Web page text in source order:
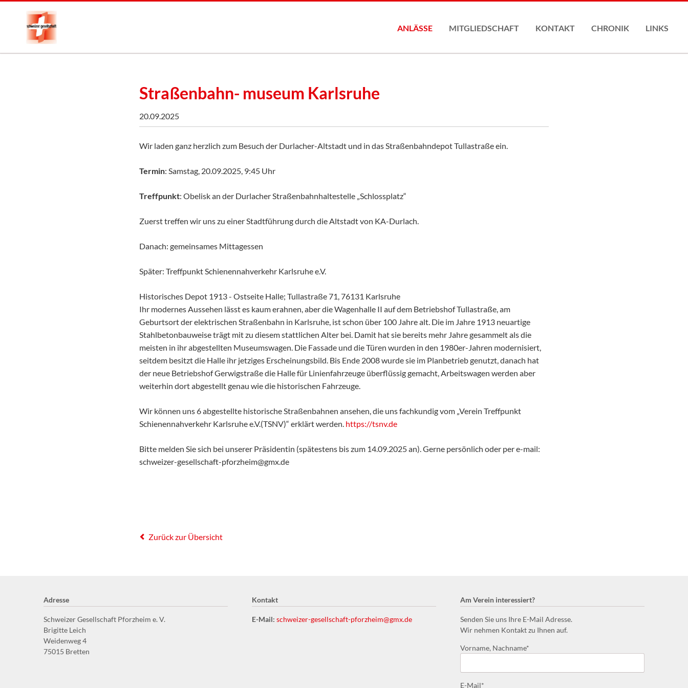
ANLÄSSE MITGLIEDSCHAFT KONTAKT CHRONIK LINKS
Straßenbahn- museum Karlsruhe
20.09.2025
Wir laden ganz herzlich zum Besuch der Durlacher-Altstadt und in das Straßenbahndepot Tullastraße ein.
Termin: Samstag, 20.09.2025, 9:45 Uhr
Treffpunkt: Obelisk an der Durlacher Straßenbahnhaltestelle „Schlossplatz“
Zuerst treffen wir uns zu einer Stadtführung durch die Altstadt von KA-Durlach.
Danach: gemeinsames Mittagessen
Später: Treffpunkt Schienennahverkehr Karlsruhe e.V.
Historisches Depot 1913 - Ostseite Halle; Tullastraße 71, 76131 Karlsruhe
Ihr modernes Aussehen lässt es kaum erahnen, aber die Wagenhalle II auf dem Betriebshof Tullastraße, am
Geburtsort der elektrischen Straßenbahn in Karlsruhe, ist schon über 100 Jahre alt. Die im Jahre 1913 neuartige
Stahlbetonbauweise trägt mit zu diesem stattlichen Alter bei. Damit hat sie bereits mehr Jahre gesammelt als die
meisten in ihr abgestellten Museumswagen. Die Fassade und die Türen wurden in den 1980er-Jahren modernisiert,
seitdem besitzt die Halle ihr jetziges Erscheinungsbild. Bis Ende 2008 wurde sie im Planbetrieb genutzt, danach hat
der neue Betriebshof Gerwigstraße die Halle für Linienfahrzeuge überflüssig gemacht, Arbeitswagen werden aber
weiterhin dort abgestellt genau wie die historischen Fahrzeuge.
Wir können uns 6 abgestellte historische Straßenbahnen ansehen, die uns fachkundig vom „Verein Treffpunkt
Schienennahverkehr Karlsruhe e.V.(TSNV)“ erklärt werden. https://tsnv.de
Bitte melden Sie sich bei unserer Präsidentin (spätestens bis zum 14.09.2025 an). Gerne persönlich oder per e-mail:
schweizer-gesellschaft-pforzheim@gmx.de
Zurück zur Übersicht
Adresse
Schweizer Gesellschaft Pforzheim e. V.
Brigitte Leich
Weidenweg 4
75015 Bretten
Kontakt
E-Mail: schweizer-gesellschaft-pforzheim@gmx.de
Am Verein interessiert?
Senden Sie uns Ihre E-Mail Adresse.
Wir nehmen Kontakt zu Ihnen auf.
Pflichtfeld
Vorname, Nachname*
Pflichtfeld
E-Mail*